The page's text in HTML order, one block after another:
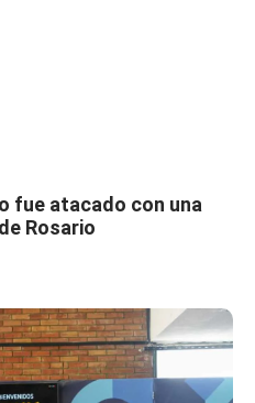
fue atacado con una
Rosario